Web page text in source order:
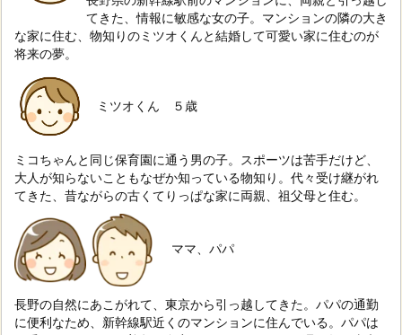
てきた、情報に敏感な女の子。 マンションの隣の大き
な家に住む、物知りのミツオくんと結婚して可愛い家に住むのが
将来の夢。
ミツオくん ５歳
ミコちゃんと同じ保育園に通う男の子。スポーツは苦手だけど、
大人が知らないこともなぜか知っている物知り。代々受け継がれ
てきた、昔ながらの古くてりっぱな家に両親、祖父母と住む。
ママ、パパ
長野の自然にあこがれて、東京から引っ越してきた。パパの通勤
に便利なため、新幹線駅近くのマンションに住んでいる。パパは